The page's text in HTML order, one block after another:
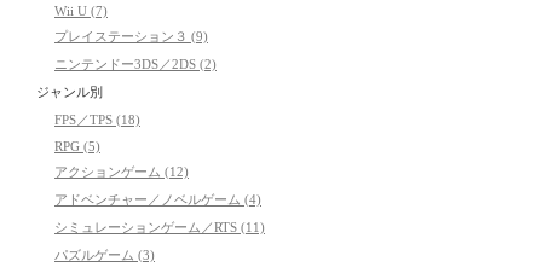
Wii U (7)
プレイステーション３ (9)
ニンテンドー3DS／2DS (2)
ジャンル別
FPS／TPS (18)
RPG (5)
アクションゲーム (12)
アドベンチャー／ノベルゲーム (4)
シミュレーションゲーム／RTS (11)
パズルゲーム (3)